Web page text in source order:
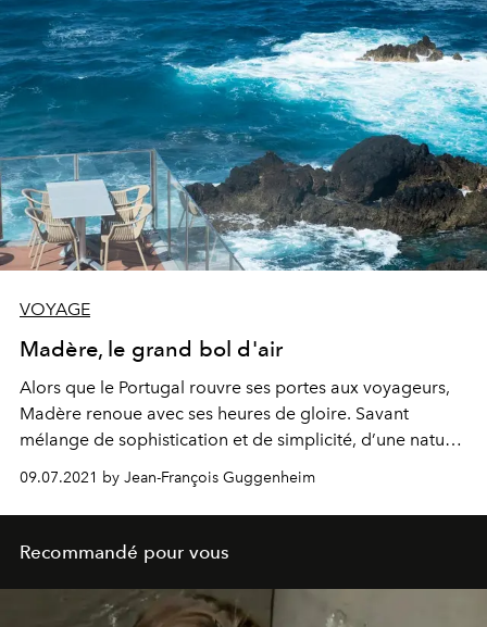
VOYAGE
Madère, le grand bol d'air
Alors que le Portugal rouvre ses portes aux voyageurs,
Madère renoue avec ses heures de gloire. Savant
mélange de sophistication et de simplicité, d’une nature
sauvage, d’un océan infini et d’un savoir-vivre
endémique.
09.07.2021 by Jean-François Guggenheim
Recommandé pour vous